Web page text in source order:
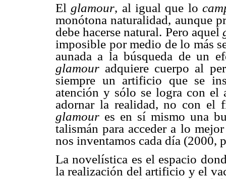
Elglamour, al igual que lo
monótona naturalidad, aunque
debe hacerse natural. Pero aquel
imposible por medio de lo más
aunada a la búsqueda de un
glamour adquiere cuerpo al
siempre un artificio que se
atención y sólo se logra con el
adornar la realidad, no con el
glamour es en sí mismo una
talismán para acceder a lo
nos inventamos cada día (2000,
La novelística es el espacio
la realización del artificio y el